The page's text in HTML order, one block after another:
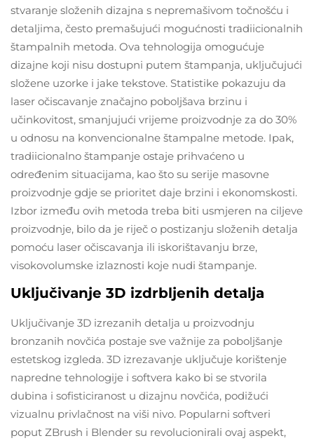
stvaranje složenih dizajna s nepremašivom točnošću i
detaljima, često premašujući mogućnosti tradiicionalnih
štampalnih metoda. Ova tehnologija omogućuje
dizajne koji nisu dostupni putem štampanja, uključujući
složene uzorke i jake tekstove. Statistike pokazuju da
laser očiscavanje značajno poboljšava brzinu i
učinkovitost, smanjujući vrijeme proizvodnje za do 30%
u odnosu na konvencionalne štampalne metode. Ipak,
tradiicionalno štampanje ostaje prihvaćeno u
određenim situacijama, kao što su serije masovne
proizvodnje gdje se prioritet daje brzini i ekonomskosti.
Izbor između ovih metoda treba biti usmjeren na ciljeve
proizvodnje, bilo da je riječ o postizanju složenih detalja
pomoću laser očiscavanja ili iskorištavanju brze,
visokovolumske izlaznosti koje nudi štampanje.
Uključivanje 3D izdrbljenih detalja
Uključivanje 3D izrezanih detalja u proizvodnju
bronzanih novčića postaje sve važnije za poboljšanje
estetskog izgleda. 3D izrezavanje uključuje korištenje
napredne tehnologije i softvera kako bi se stvorila
dubina i sofisticiranost u dizajnu novčića, podižući
vizualnu privlačnost na viši nivo. Popularni softveri
poput ZBrush i Blender su revolucionirali ovaj aspekt,